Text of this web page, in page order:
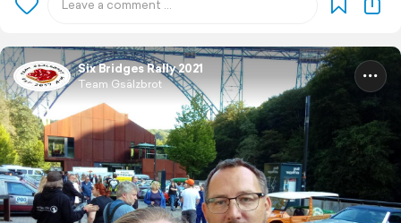
Six Bridges Rally 2021
Team Gsälzbrot